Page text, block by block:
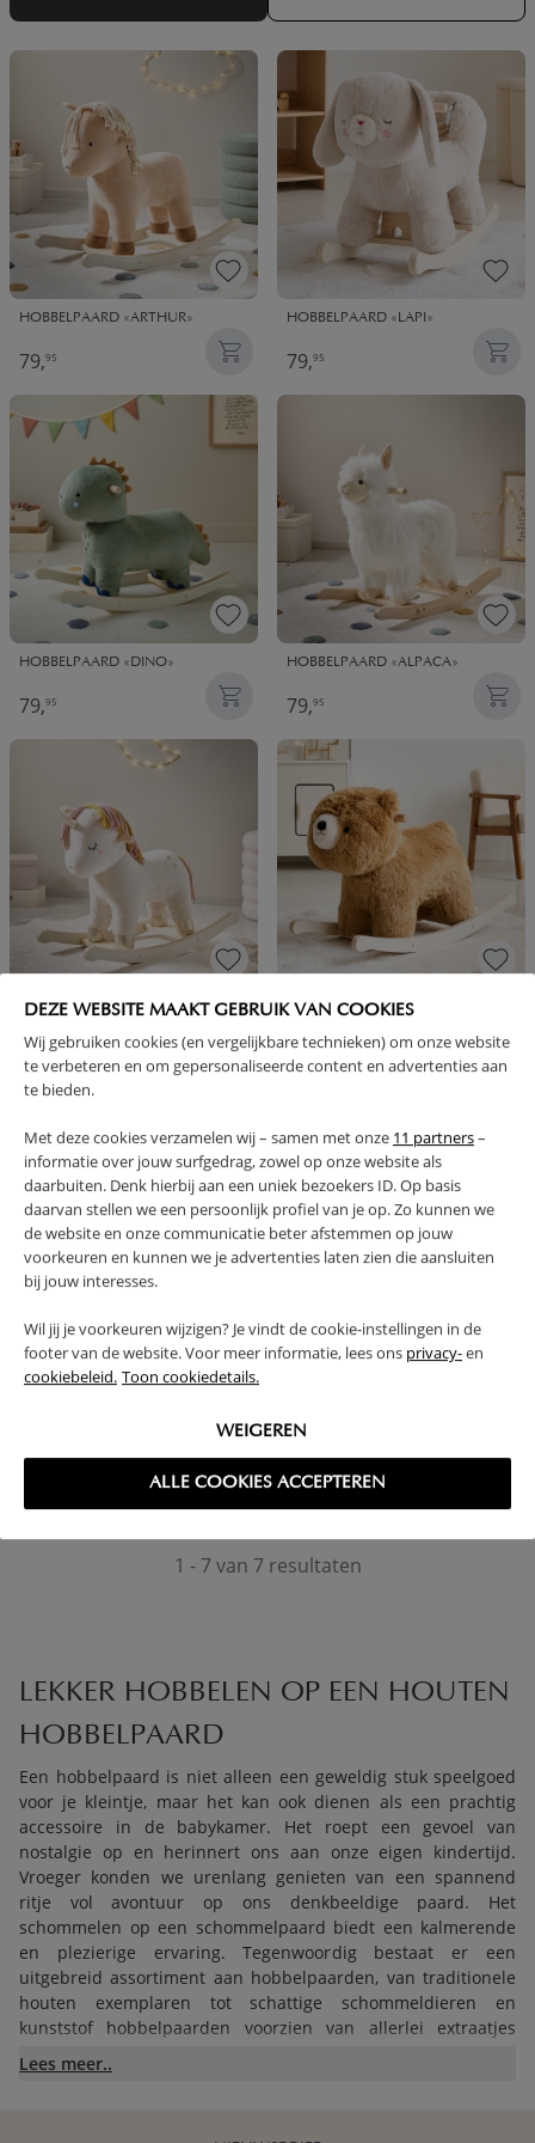
DEZE WEBSITE MAAKT GEBRUIK VAN COOKIES
Wij gebruiken cookies (en vergelijkbare technieken) om onze website
te verbeteren en om gepersonaliseerde content en advertenties aan
te bieden.
Met deze cookies verzamelen wij – samen met onze 11 partners–
informatie over jouw surfgedrag, zowel op onze website als
daarbuiten. Denk hierbij aan een uniek bezoekers ID. Op basis
daarvan stellen we een persoonlijk profiel van je op. Zo kunnen we
de website en onze communicatie beter afstemmen op jouw
voorkeuren en kunnen we je advertenties laten zien die aansluiten
bij jouw interesses.
Wil jij je voorkeuren wijzigen? Je vindt de cookie-instellingen in de
footer van de website. Voor meer informatie, lees ons privacy-en
cookiebeleid. Toon cookiedetails.
WEIGEREN
ALLE COOKIES ACCEPTEREN
HOBBELPAARD «ARTHUR»
79,95
HOBBELPAARD «LAPI»
79,95
HOBBELPAARD «DINO»
79,95
HOBBELPAARD «ALPACA»
79,95
HOBBELPAARD UNICORN «LARA»
79, 95
HOBBELPAARD «BEER»
79,95
HOBBELPAARD «MAAN»
79,95
1 - 7 van 7 resultaten
LEKKER HOBBELEN OP EEN HOUTEN
HOBBELPAARD
Een hobbelpaard is niet alleen een geweldig stuk speelgoed
voor je kleintje, maar het kan ook dienen als een prachtig
accessoire in de babykamer. Het roept een gevoel van
nostalgie op en herinnert ons aan onze eigen kindertijd.
Vroeger konden we urenlang genieten van een spannend
ritje vol avontuur op ons denkbeeldige paard. Het
schommelen op een schommelpaard biedt een kalmerende
en plezierige ervaring. Tegenwoordig bestaat er een
uitgebreid assortiment aan hobbelpaarden, van traditionele
houten exemplaren tot schattige schommeldieren en
kunststof hobbelpaarden voorzien van allerlei extraatjes
zoals geluidseffecten, muziek en interactieve
speelgoedelemente.
Lees meer..